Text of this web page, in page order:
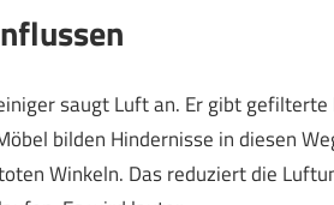
saugt Luft an. Er gibt
bilden Hindernisse in diesen
Winkeln. Das reduziert die